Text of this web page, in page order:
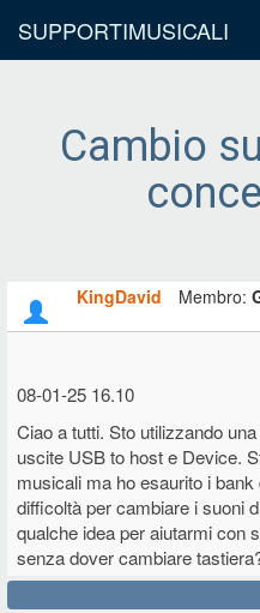
SUPPORTIMUSICALI
Cambio
KingDavid Membro:
08-01-25 16.10
Ciao a tutti. Sto utilizzando
uscite USB to host e Device.
musicali ma ho esaurito i
difficoltà per cambiare i suoni
qualche idea per aiutarmi con
senza dover cambiare